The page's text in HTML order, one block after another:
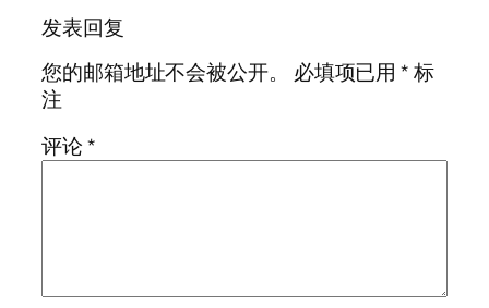
发表回复
您的邮箱地址不会被公开。
必填项已用*标
注
评论*